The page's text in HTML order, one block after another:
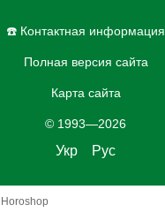
☎️ Контактная информация
Полная версия сайта
Карта сайта
© 1993—2026
Укр Рус